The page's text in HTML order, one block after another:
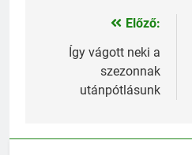
Bejegyzés
navigáció
Előző:
Így vágott neki a
szezonnak
utánpótlásunk